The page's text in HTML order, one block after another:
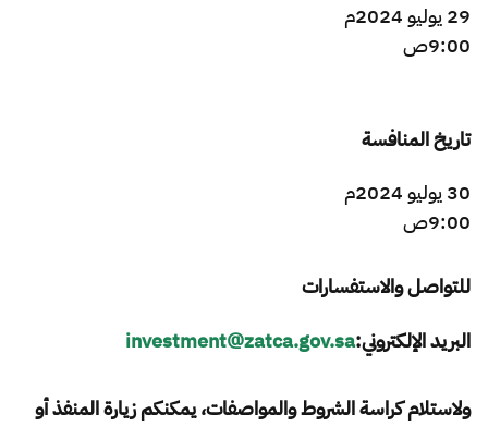
29 يوليو 2024م
9:00ص
تاريخ المنافسة
30 يوليو 2024م
9:00ص​
للتواصل والاستفسارات
البريد الإلكتروني:investment@zatca.gov.sa
ولاستلام كراسة الشروط والمواصفات، يمكنكم زيارة المنفذ أو